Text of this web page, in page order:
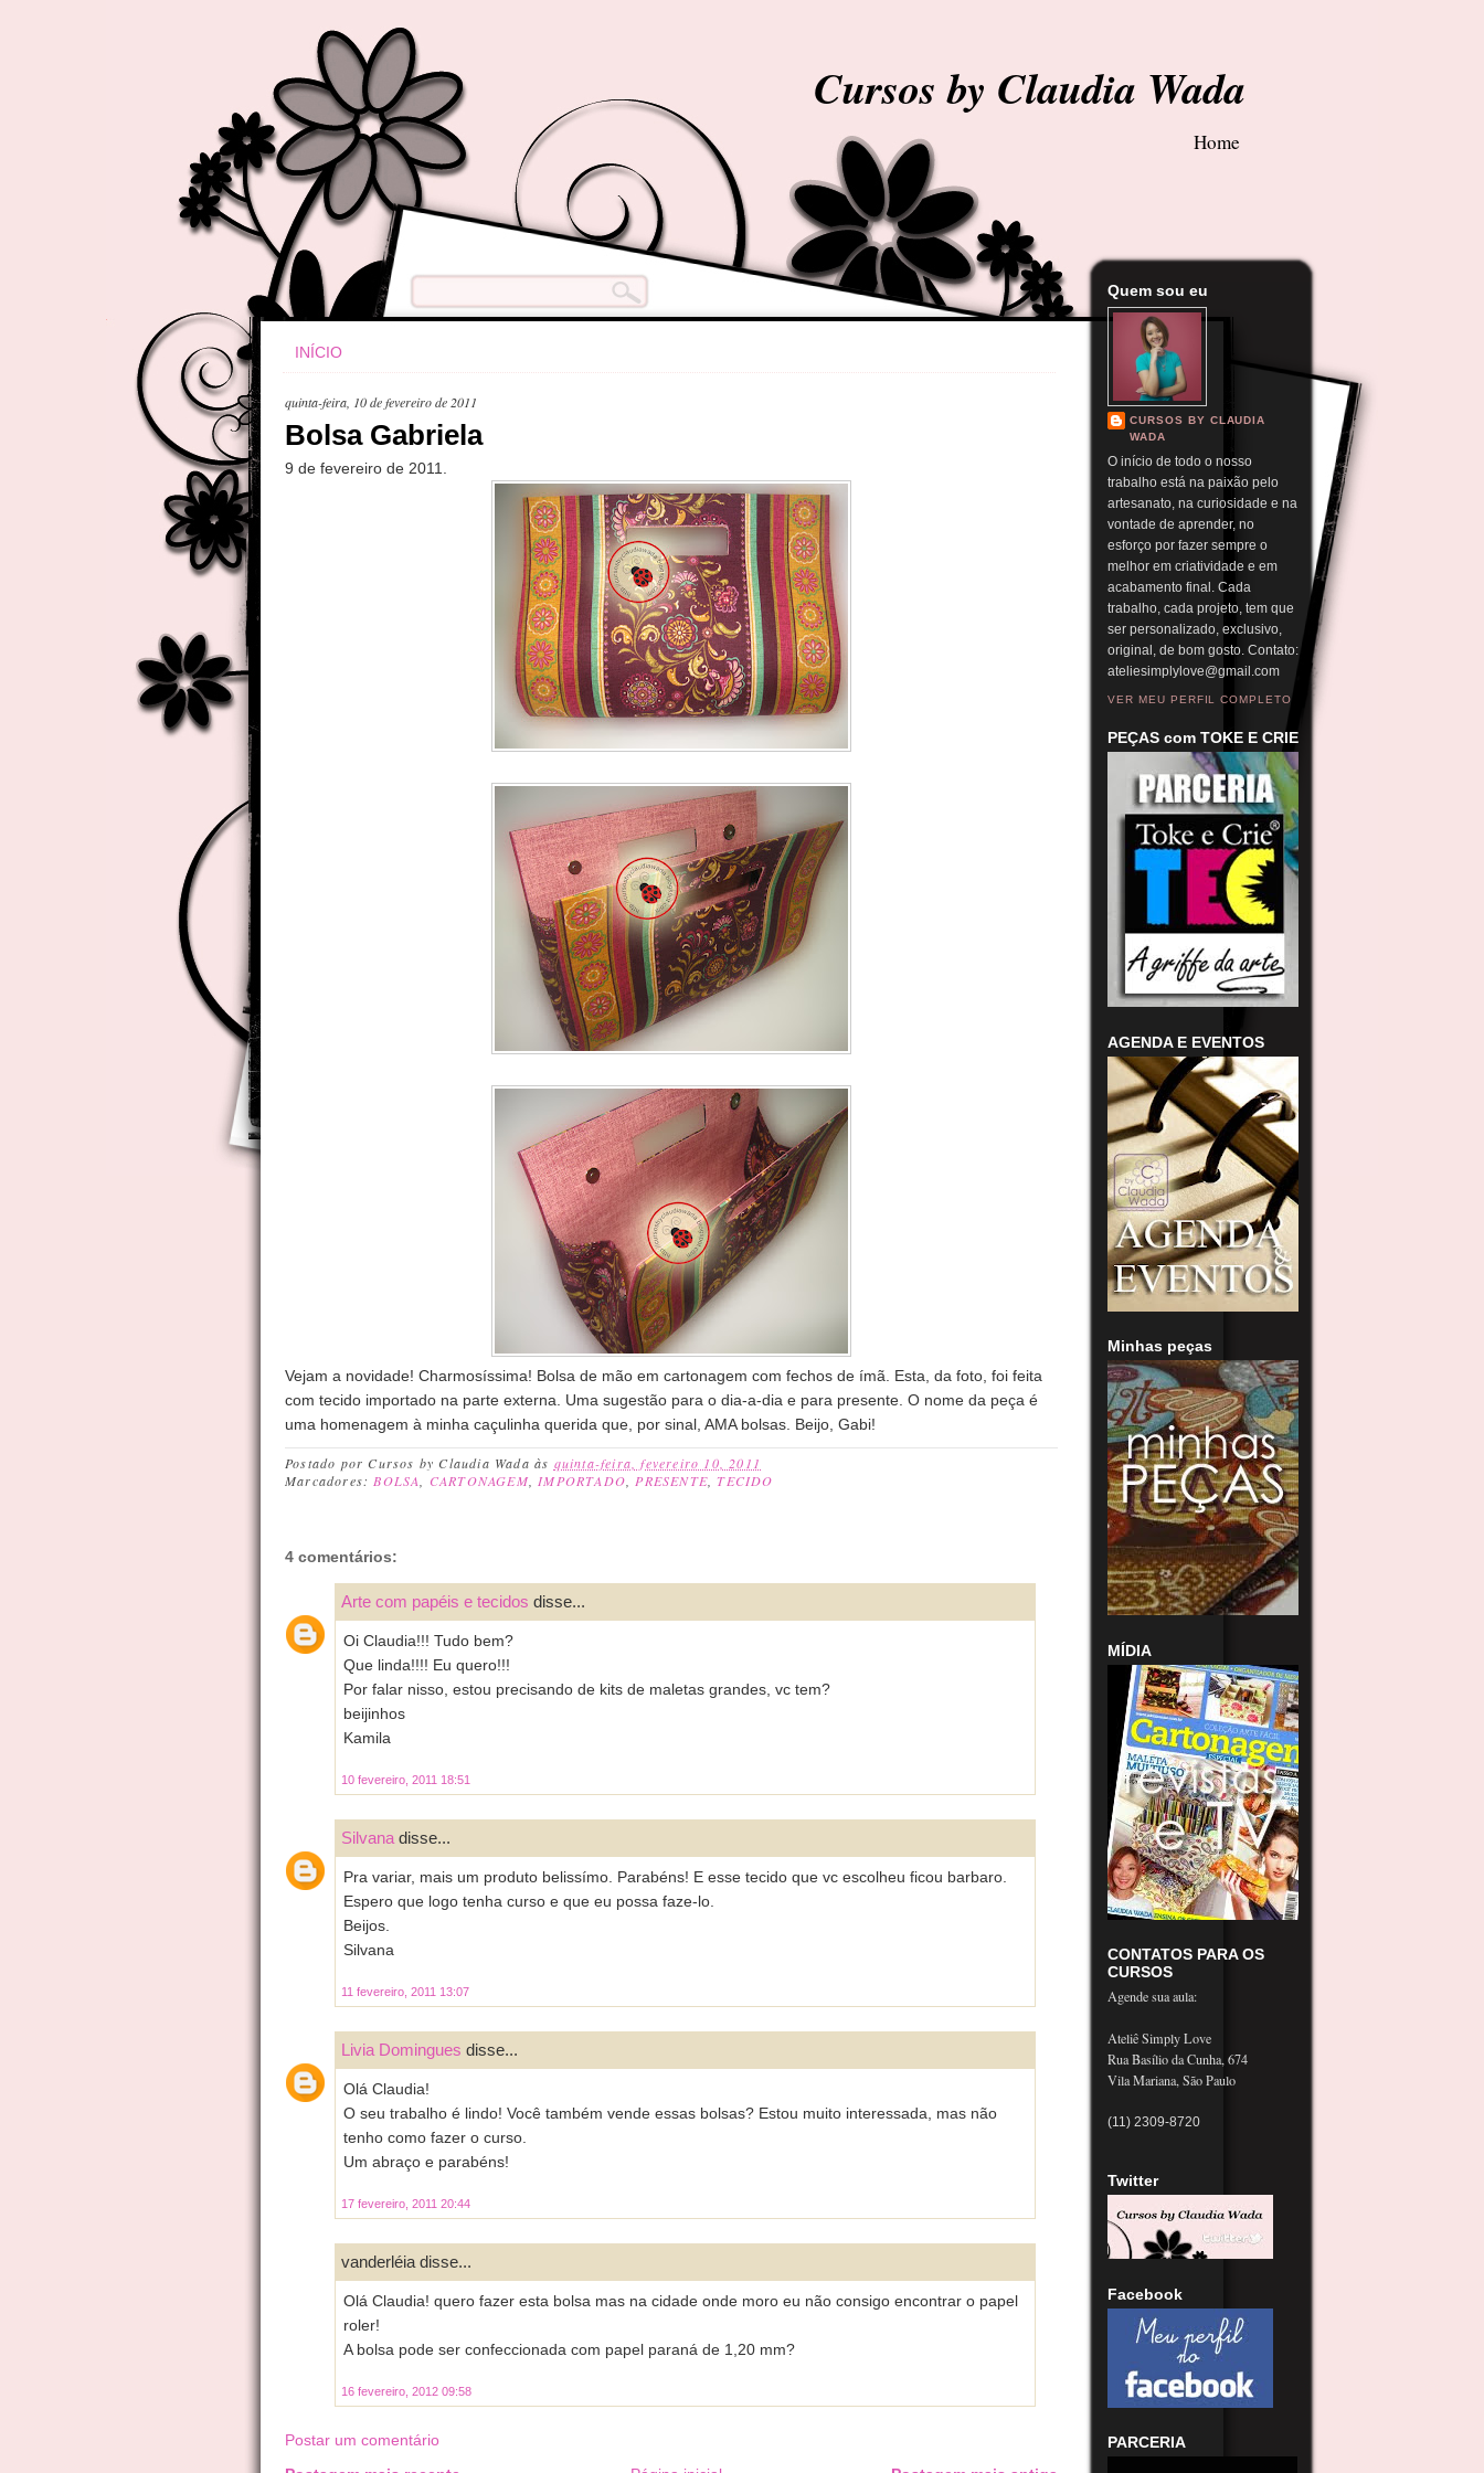
Cursos by Claudia Wada
Home
INÍCIO
quinta-feira, 10 de fevereiro de 2011
Bolsa Gabriela
9 de fevereiro de 2011.
Vejam a novidade! Charmosíssima! Bolsa de mão em cartonagem com fechos de ímã. Esta, da foto, foi feita
com tecido importado na parte externa. Uma sugestão para o dia-a-dia e para presente. O nome da peça é
uma homenagem à minha caçulinha querida que, por sinal, AMA bolsas. Beijo, Gabi!
Postado por Cursos by Claudia Wada às quinta-feira, fevereiro 10, 2011
Marcadores:BOLSA, CARTONAGEM,IMPORTADO,PRESENTE,TECIDO
4 comentários:
Arte com papéis e tecidos disse...
Oi Claudia!!! Tudo bem?
Que linda!!!! Eu quero!!!
Por falar nisso, estou precisando de kits de maletas grandes, vc tem?
beijinhos
Kamila
10 fevereiro, 2011 18:51
Silvanadisse...
Pra variar, mais um produto belissímo. Parabéns! E esse tecido que vc escolheu ficou barbaro.
Espero que logo tenha curso e que eu possa faze-lo.
Beijos.
Silvana
11 fevereiro, 2011 13:07
Livia Domingues disse...
Olá Claudia!
O seu trabalho é lindo! Você também vende essas bolsas? Estou muito interessada, mas não
tenho como fazer o curso.
Um abraço e parabéns!
17 fevereiro, 2011 20:44
vanderléia disse...
Olá Claudia! quero fazer esta bolsa mas na cidade onde moro eu não consigo encontrar o papel
roler!
A bolsa pode ser confeccionada com papel paraná de 1,20 mm?
16 fevereiro, 2012 09:58
Postar um comentário
Quem sou eu
CURSOS BY CLAUDIA
WADA
O início de todo o nosso
trabalho está na paixão pelo
artesanato, na curiosidade e na
vontade de aprender, no
esforço por fazer sempre o
melhor em criatividade e em
acabamento final. Cada
trabalho, cada projeto, tem que
ser personalizado, exclusivo,
original, de bom gosto. Contato:
ateliesimplylove@gmail.com
VER MEU PERFIL COMPLETO
PEÇAS com TOKE E CRIE
AGENDA E EVENTOS
Minhas peças
MÍDIA
CONTATOS PARA OS
CURSOS
Agende sua aula:
Ateliê Simply Love
Rua Basílio da Cunha, 674
Vila Mariana, São Paulo
(11) 2309-8720
Twitter
Facebook
PARCERIA